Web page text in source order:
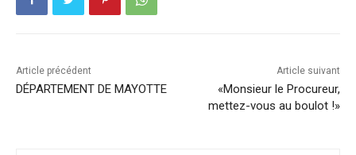
Article précédent
DÉPARTEMENT DE MAYOTTE
Article suivant
«Monsieur le Procureur,
mettez-vous au boulot !»